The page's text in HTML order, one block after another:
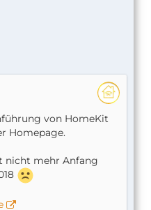
von HomeKit
Homepage.
nicht mehr Anfang